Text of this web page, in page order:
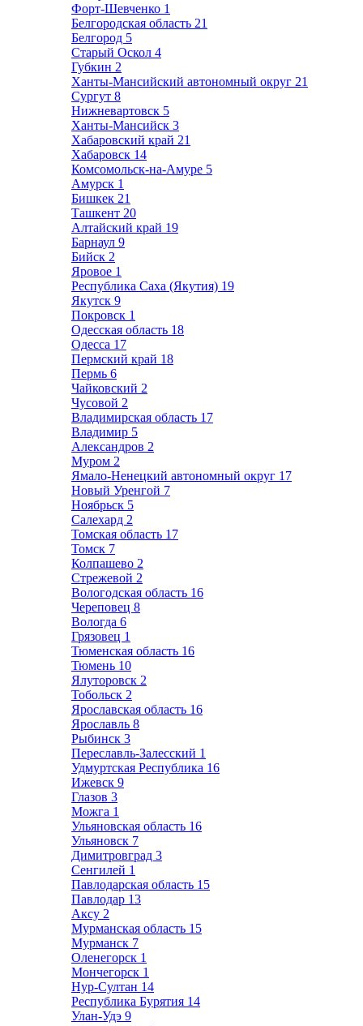
Форт-Шевченко 1
Белгородская область 21
Белгород 5
Старый Оскол 4
Губкин 2
Ханты-Мансийский автономный округ 21
Сургут 8
Нижневартовск 5
Ханты-Мансийск 3
Хабаровский край 21
Хабаровск 14
Комсомольск-на-Амуре 5
Амурск 1
Бишкек 21
Ташкент 20
Алтайский край 19
Барнаул 9
Бийск 2
Яровое 1
Республика Саха (Якутия) 19
Якутск 9
Покровск 1
Одесская область 18
Одесса 17
Пермский край 18
Пермь 6
Чайковский 2
Чусовой 2
Владимирская область 17
Владимир 5
Александров 2
Муром 2
Ямало-Ненецкий автономный округ 17
Новый Уренгой 7
Ноябрьск 5
Салехард 2
Томская область 17
Томск 7
Колпашево 2
Стрежевой 2
Вологодская область 16
Череповец 8
Вологда 6
Грязовец 1
Тюменская область 16
Тюмень 10
Ялуторовск 2
Тобольск 2
Ярославская область 16
Ярославль 8
Рыбинск 3
Переславль-Залесский 1
Удмуртская Республика 16
Ижевск 9
Глазов 3
Можга 1
Ульяновская область 16
Ульяновск 7
Димитровград 3
Сенгилей 1
Павлодарская область 15
Павлодар 13
Аксу 2
Мурманская область 15
Мурманск 7
Оленегорск 1
Мончегорск 1
Нур-Султан 14
Республика Бурятия 14
Улан-Удэ 9